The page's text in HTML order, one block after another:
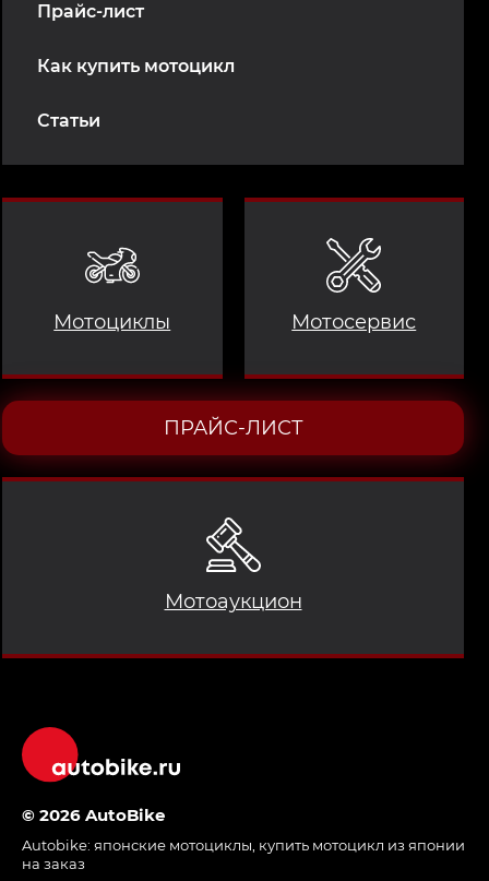
Прайс-лист
Как купить мотоцикл
Статьи
Мотоциклы
Мотоаукцион
Мотосервис
ПРАЙС-ЛИСТ
© 2026 AutoBike
Autobike: японские мотоциклы купить мотоцикл из японии
на заказ